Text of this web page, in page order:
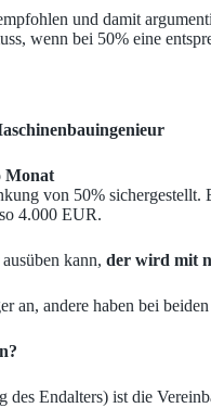
und damit
wenn bei 50% eine
Monat
von 50%
4.000 EUR.
kann, der wird mit
an, andere haben bei
des Endalters) ist die